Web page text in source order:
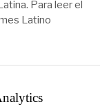
Para leer el
Latino